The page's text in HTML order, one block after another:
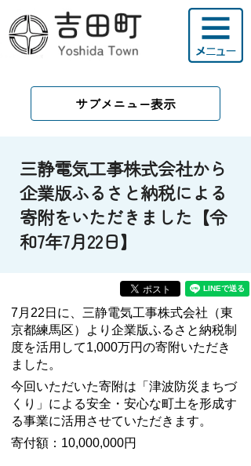
サブメニュー表示
三静電気工事株式会社から
企業版ふるさと納税による
寄附をいただきました【令
和7年7月22日】
7月22日に、三静電気工事株式会社（東
京都練馬区）より企業版ふるさと納税制
度を活用して1,000万円の寄附いただき
ました。
今回いただいた寄附は「津波防災まちづ
くり」による安全・安心な町土を形成す
る事業に活用させていただきます。
寄付額：10,000,000円